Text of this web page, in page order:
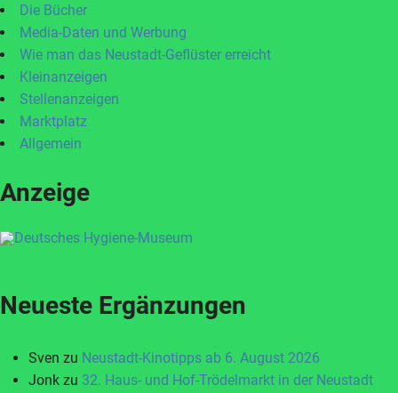
Die Bücher
Media-Daten und Werbung
Wie man das Neustadt-Geflüster erreicht
Kleinanzeigen
Stellenanzeigen
Marktplatz
Allgemein
Anzeige
Neueste Ergänzungen
Sven zu Neustadt-Kinotipps ab 6. August 2026
Jonk zu 32. Haus- und Hof-Trödelmarkt in der Neustadt